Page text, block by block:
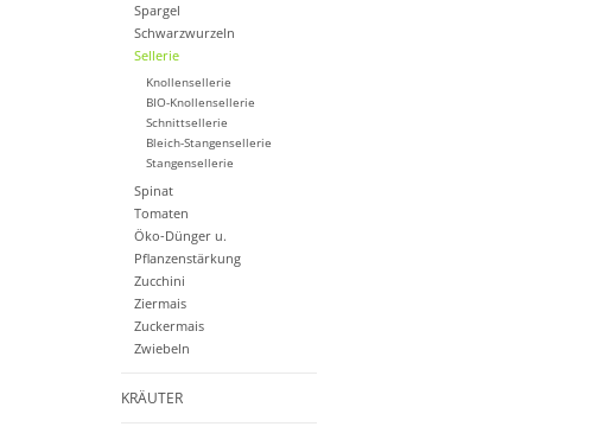
Spargel
Schwarzwurzeln
Sellerie
Knollensellerie
BIO-Knollensellerie
Schnittsellerie
Bleich-Stangensellerie
Stangensellerie
Spinat
Tomaten
Öko-Dünger u.
Pflanzenstärkung
Zucchini
Ziermais
Zuckermais
Zwiebeln
KRÄUTER